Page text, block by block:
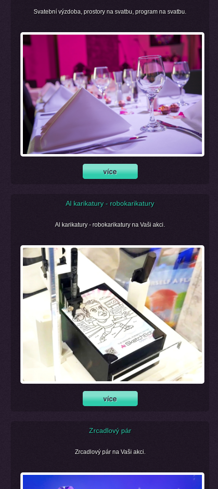
Svatební výzdoba, prostory na svatbu, program na svatbu.
Al karikatury - robokarikatury
Al karikatury - robokarikatury na Vaši akci.
Zrcadlový pár
Zrcadlový pár na Vaši akci.